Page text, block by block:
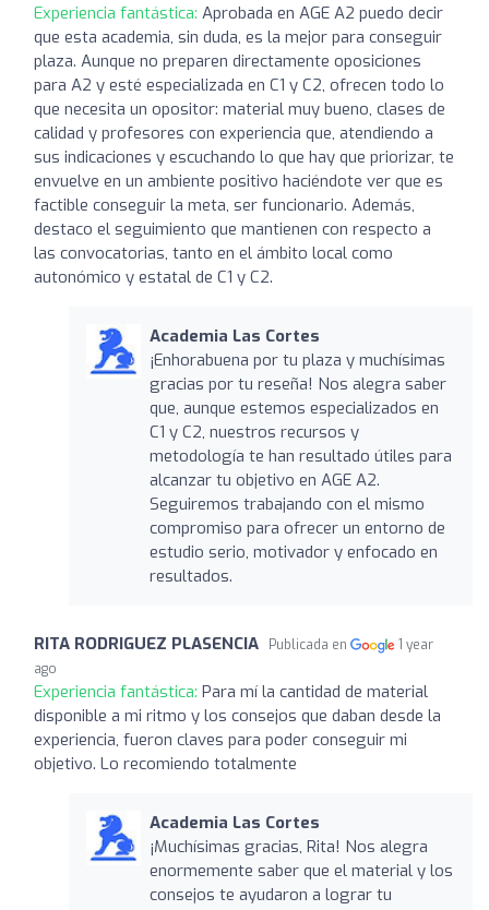
Experiencia fantástica: Aprobada en AGE A2 puedo decir
que esta academia, sin duda, es la mejor para conseguir
plaza. Aunque no preparen directamente oposiciones
para A2 y esté especializada en C1 y C2, ofrecen todo lo
que necesita un opositor: material muy bueno, clases de
calidad y profesores con experiencia que, atendiendo a
sus indicaciones y escuchando lo que hay que priorizar, te
envuelve en un ambiente positivo haciéndote ver que es
factible conseguir la meta, ser funcionario. Además,
destaco el seguimiento que mantienen con respecto a
las convocatorias, tanto en el ámbito local como
autonómico y estatal de C1 y C2.
Academia Las Cortes
¡Enhorabuena por tu plaza y muchísimas
gracias por tu reseña! Nos alegra saber
que, aunque estemos especializados en
C1 y C2, nuestros recursos y
metodología te han resultado útiles para
alcanzar tu objetivo en AGE A2.
Seguiremos trabajando con el mismo
compromiso para ofrecer un entorno de
estudio serio, motivador y enfocado en
resultados.
RITA RODRIGUEZ PLASENCIA Publicada en
1 year
ago
Experiencia fantástica: Para mí la cantidad de material
disponible a mi ritmo y los consejos que daban desde la
experiencia, fueron claves para poder conseguir mi
objetivo. Lo recomiendo totalmente
Academia Las Cortes
¡Muchísimas gracias, Rita! Nos alegra
enormemente saber que el material y los
consejos te ayudaron a lograr tu